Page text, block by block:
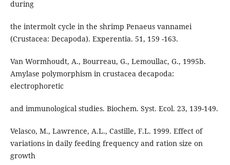
during
the intermolt cycle in the shrimp Penaeus vannamei
(Crustacea: Decapoda). Experentia. 51, 159 -163.
Van Wormhoudt, A., Bourreau, G., Lemoullac, G., 1995b.
Amylase polymorphism in crustacea decapoda:
electrophoretic
and immunological studies. Biochem. Syst. Ecol. 23, 139-149.
Velasco, M., Lawrence, A.L., Castille, F.L. 1999. Effect of
variations in daily feeding frequency and ration size on
growth